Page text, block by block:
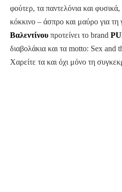
φούτερ, τα παντελόνια και
κόκκινο – άσπρο και μαύρο για τη
Βαλεντίνου προτείνει το brand
διαβολάκια και τα motto: Sex
Χαρείτε τα και όχι μόνο τη